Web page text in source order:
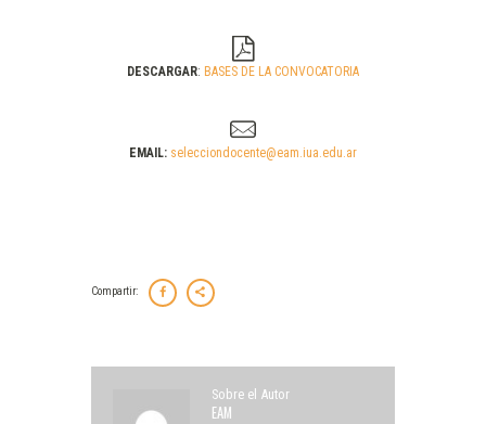
DESCARGAR: BASES DE LA CONVOCATORIA
EMAIL: selecciondocente@eam.iua.edu.ar
Compartir:
Sobre el Autor
EAM